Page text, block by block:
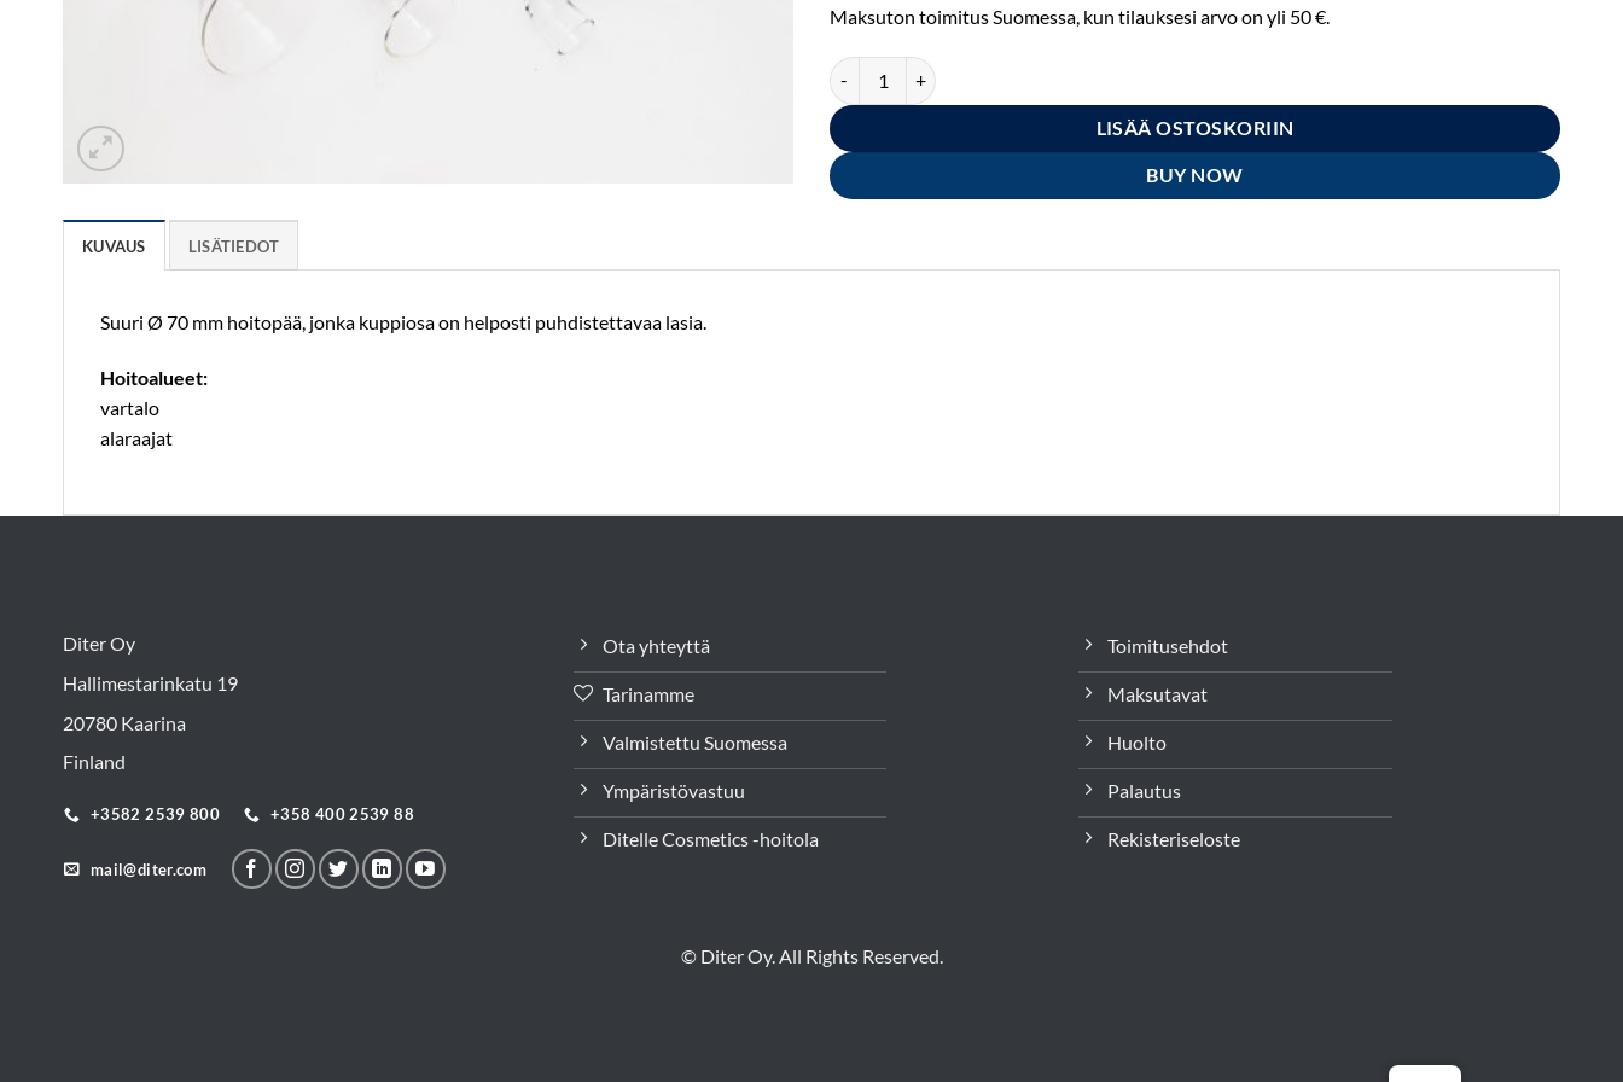
Maksuton toimitus Suomessa, kun tilauksesi arvo on yli 50 €.
Alipainelaitteen hoitopää Ø 70 mm määrä
LISÄÄ OSTOSKORIIN
BUY NOW
KUVAUS LISÄTIEDOT
Suuri Ø 70 mm hoitopää, jonka kuppiosa on helposti puhdistettavaa lasia.
Hoitoalueet:
vartalo
alaraajat
Diter Oy
Hallimestarinkatu 19
20780 Kaarina
Finland
+3582 2539 800 +358 400 2539 88
mail@diter.com
Ota yhteyttä
Tarinamme
Valmistettu Suomessa
Ympäristövastuu
Ditelle Cosmetics -hoitola
Toimitusehdot
Maksutavat
Huolto
Palautus
Rekisteriseloste
© Diter Oy. All Rights Reserved.